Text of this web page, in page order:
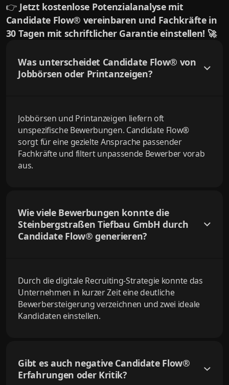
👉 Jetzt kostenlose Potenzialanalyse mit
Candidate Flow® vereinbaren und Fachkräfte in
30 Tagen mit schriftlicher Garantie einstellen! 🚀
Was unterscheidet Candidate Flow® von
Jobbörsen oder Printanzeigen?
Jobbörsen und Printanzeigen liefern oft
unspezifische Bewerbungen. Candidate Flow®
sorgt für eine gezielte Ansprache passender
Fachkräfte und filtert unpassende Bewerber vorab
aus.
Wie viele Bewerbungen konnte die
Steinbergstraßen Tiefbau GmbH durch
Candidate Flow® generieren?
Durch die digitale Recruiting-Strategie konnte das
Unternehmen in kurzer Zeit eine deutliche
Bewerbersteigerung verzeichnen und zwei ideale
Kandidaten einstellen.
Gibt es auch negative Candidate Flow®
Erfahrungen oder Kritik?